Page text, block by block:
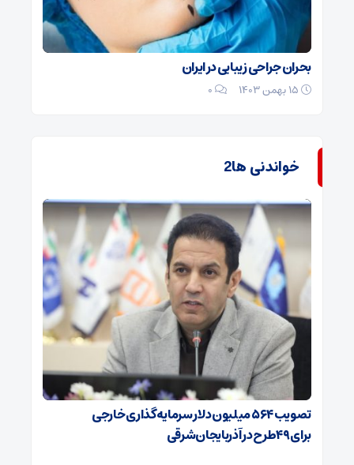
بحران جراحی زیبایی در ایران
0
خواندنی ها2
تصویب ۵۶۴ میلیون دلار سرمایه‌گذاری خارجی
برای ۴۹طرح در آذربایجان‌شرقی